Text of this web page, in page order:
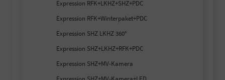
Expression RFK+LKHZ+SHZ+PDC
Expression RFK+Winterpaket+PDC
Expression SHZ LKHZ 360°
Expression SHZ+LKHZ+RFK+PDC
Expression SHZ+MV-Kamera
Expression SHZ+MV-Kamera+LED